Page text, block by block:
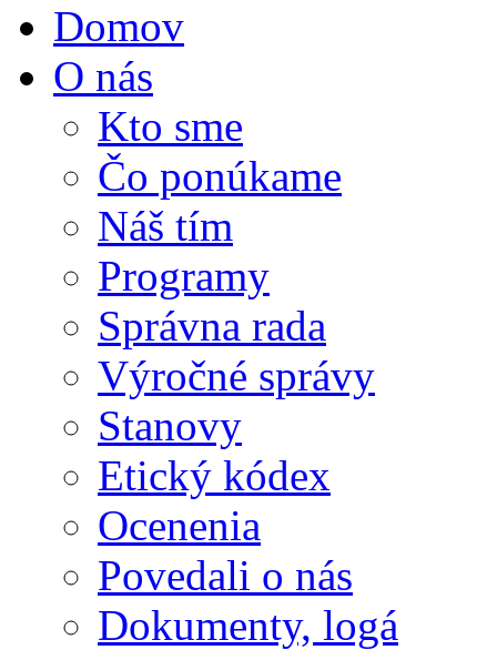
Domov
O nás
Kto sme
Čo ponúkame
Náš tím
Programy
Správna rada
Výročné správy
Stanovy
Etický kódex
Ocenenia
Povedali o nás
Dokumenty, logá